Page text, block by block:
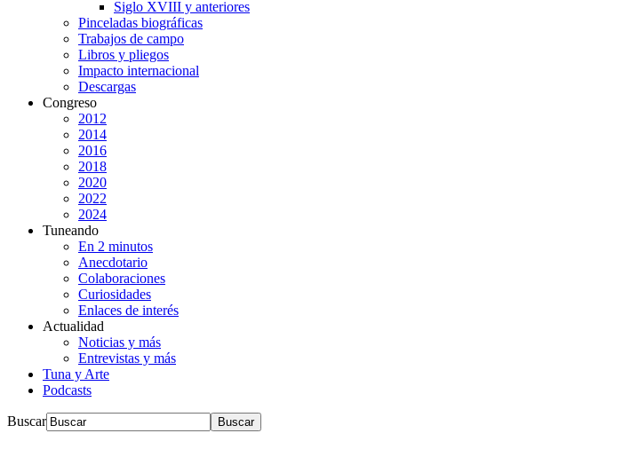
Siglo XVIII y anteriores
Pinceladas biográficas
Trabajos de campo
Libros y pliegos
Impacto internacional
Descargas
Congreso
2012
2014
2016
2018
2020
2022
2024
Tuneando
En 2 minutos
Anecdotario
Colaboraciones
Curiosidades
Enlaces de interés
Actualidad
Noticias y más
Entrevistas y más
Tuna y Arte
Podcasts
Buscar